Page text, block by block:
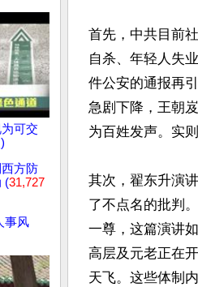
可交
方防
(31,727
事风
首先，中共目前
自杀、年轻人失
件公安的通报再
急剧下降，王朝
为百姓发声。实
其次，翟东升演
了不点名的批判
一尊，这篇演讲
高层及元老正在
天飞。这些体制